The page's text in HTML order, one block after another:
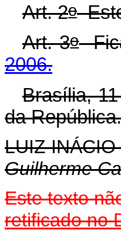
Art. 2oEste
Art. 3o
2006.
Brasília,
da República.
LUIZ INÁCIO
Guilherme
Este texto
retificado no